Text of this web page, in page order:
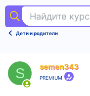
т
о
т
а
н
а
а
Дети и родители
S semen343
PREMIUM